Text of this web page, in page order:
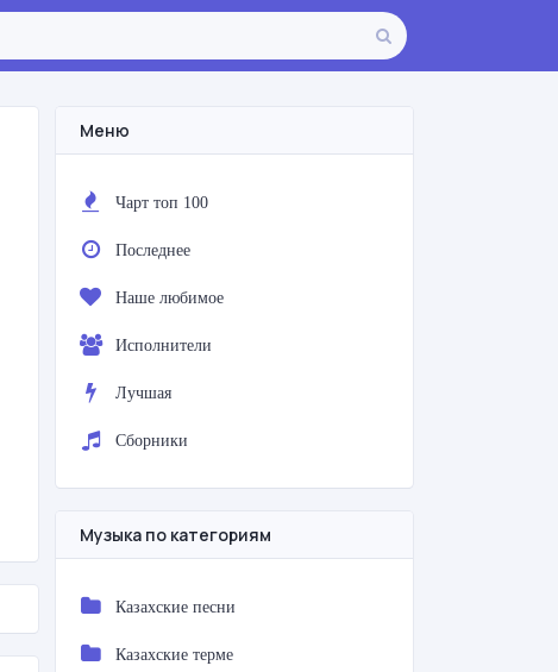
Меню
Чарт топ 100
Последнее
Наше любимое
Исполнители
Лучшая
Сборники
Музыка по категориям
Казахские песни
Казахские терме